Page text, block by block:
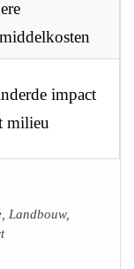
impact
milieu
Landbouw,